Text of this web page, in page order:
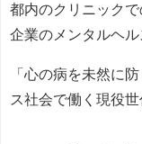
都内のクリニック
企業のメンタルヘル
「心の病を未然に
ス社会で働く現役